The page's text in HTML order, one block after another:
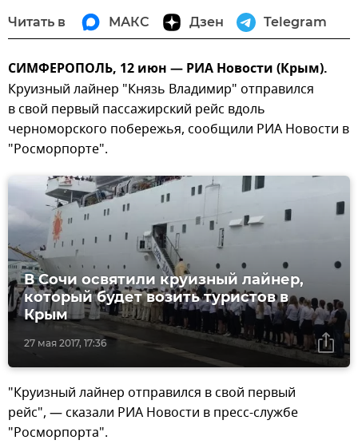
Читать в МАКС Дзен Telegram
СИМФЕРОПОЛЬ, 12 июн — РИА Новости (Крым).
Круизный лайнер "Князь Владимир" отправился
в свой первый пассажирский рейс вдоль
черноморского побережья, сообщили РИА Новости в
"Росморпорте".
27 мая 2017, 17:36
В Сочи освятили круизный лайнер,
который будет возить туристов в
Крым
"Круизный лайнер отправился в свой первый
рейс", — сказали РИА Новости в пресс-службе
"Росморпорта".